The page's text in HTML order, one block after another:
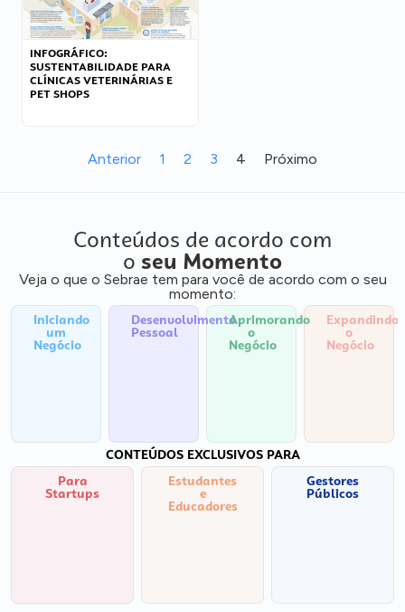
INFOGRÁFICO:
SUSTENTABILIDADE PARA
CLÍNICAS VETERINÁRIAS E
PET SHOPS
Anterior 1 2 3 4 Próximo
Conteúdos de acordo com
o seu Momento
Veja o que o Sebrae tem para você de acordo com o seu
momento:
Iniciando
um
Negócio
Desenvolvimento
Pessoal
Aprimorando
o
Negócio
Expandindo
o
Negócio
CONTEÚDOS EXCLUSIVOS PARA
Para
Startups
Estudantes
e
Educadores
Gestores
Públicos